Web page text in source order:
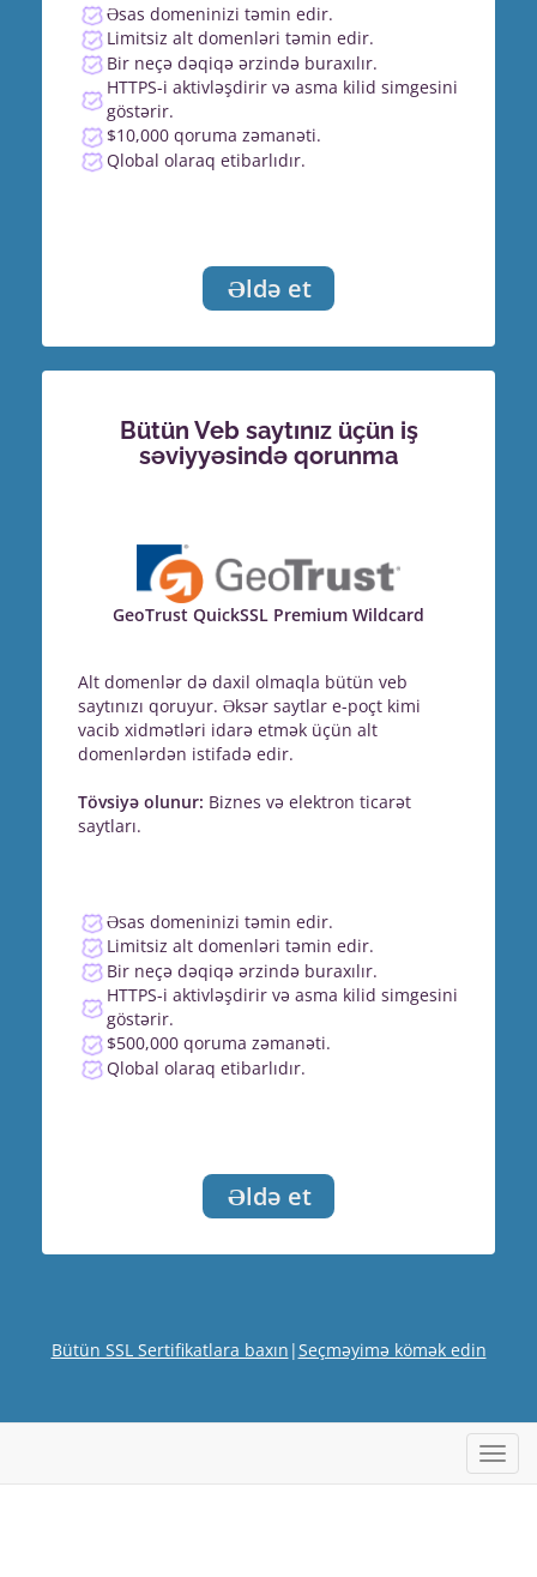
Əsas domeninizi təmin edir.
Limitsiz alt domenləri təmin edir.
Bir neçə dəqiqə ərzində buraxılır.
HTTPS-i aktivləşdirir və asma kilid simgesini
göstərir.
$10,000 qoruma zəmanəti.
Qlobal olaraq etibarlıdır.
Əldə et
Bütün Veb saytınız üçün iş
səviyyəsində qorunma
GeoTrust QuickSSL Premium Wildcard
Alt domenlər də daxil olmaqla bütün veb
saytınızı qoruyur. Əksər saytlar e-poçt kimi
vacib xidmətləri idarə etmək üçün alt
domenlərdən istifadə edir.
Tövsiyə olunur: Biznes və elektron ticarət
saytları.
Əsas domeninizi təmin edir.
Limitsiz alt domenləri təmin edir.
Bir neçə dəqiqə ərzində buraxılır.
HTTPS-i aktivləşdirir və asma kilid simgesini
göstərir.
$500,000 qoruma zəmanəti.
Qlobal olaraq etibarlıdır.
Əldə et
Bütün SSL Sertifikatlara baxın |Seçməyimə kömək edin